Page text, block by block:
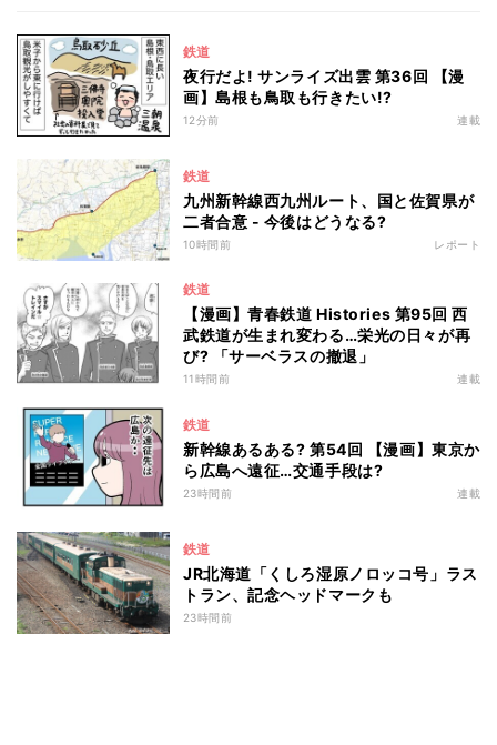
鉄道
夜行だよ! サンライズ出雲 第36回 【漫
画】島根も鳥取も行きたい!?
12分前 連載
鉄道
九州新幹線西九州ルート、国と佐賀県が
二者合意 - 今後はどうなる?
10時間前 レポート
鉄道
【漫画】青春鉄道 Histories 第95回 西
武鉄道が生まれ変わる…栄光の日々が再
び? 「サーベラスの撤退」
11時間前 連載
鉄道
新幹線あるある? 第54回 【漫画】東京か
ら広島へ遠征…交通手段は?
23時間前 連載
鉄道
JR北海道「くしろ湿原ノロッコ号」ラス
トラン、記念ヘッドマークも
23時間前